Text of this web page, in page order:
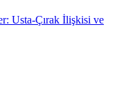
Usta-Çırak İlişkisi ve